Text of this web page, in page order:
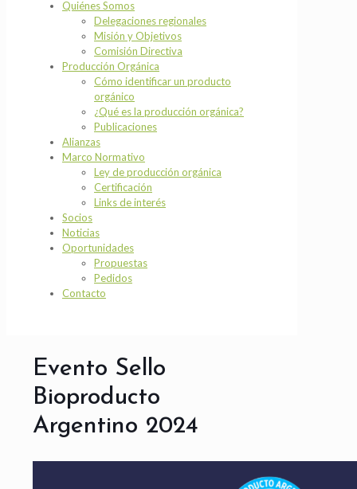
Quiénes Somos
Delegaciones regionales
Misión y Objetivos
Comisión Directiva
Producción Orgánica
Cómo identificar un producto
orgánico
¿Qué es la producción orgánica?
Publicaciones
Alianzas
Marco Normativo
Ley de producción orgánica
Certificación
Links de interés
Socios
Noticias
Oportunidades
Propuestas
Pedidos
Contacto
Evento Sello
Bioproducto
Argentino 2024